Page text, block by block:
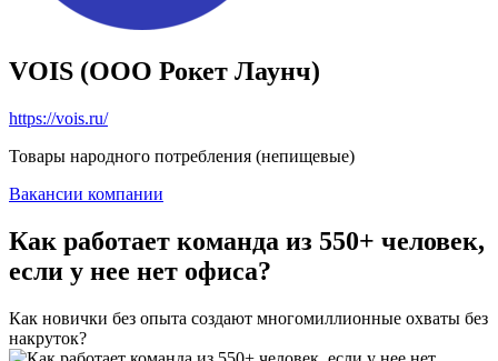
VOIS (ООО Рокет Лаунч)
https://vois.ru/
Товары народного потребления (непищевые)
Вакансии компании
Как работает команда из 550+ человек,
если у нее нет офиса?
Как новички без опыта создают многомиллионные охваты без
накруток?